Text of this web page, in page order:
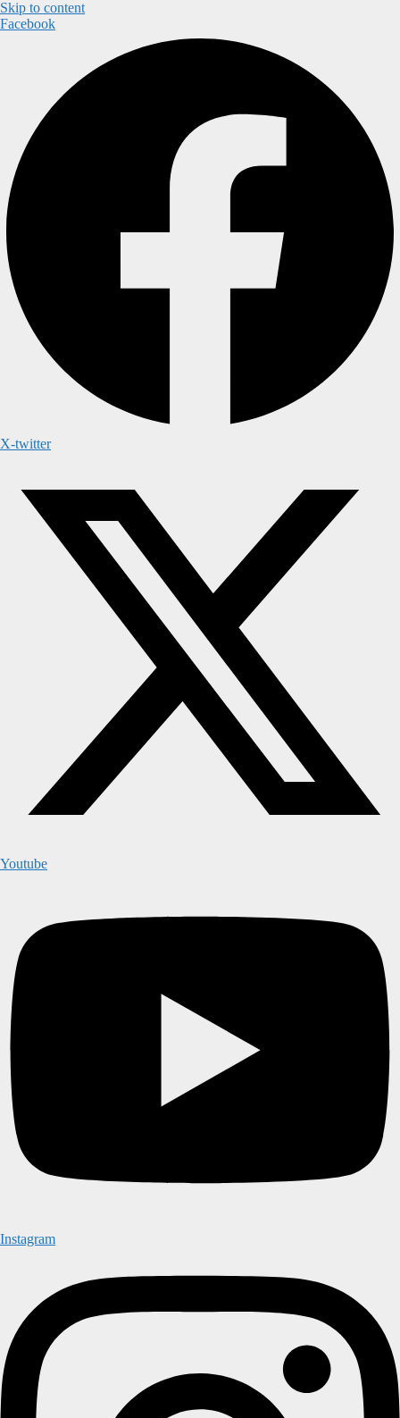
Skip to content
Facebook
X-twitter
Youtube
Instagram